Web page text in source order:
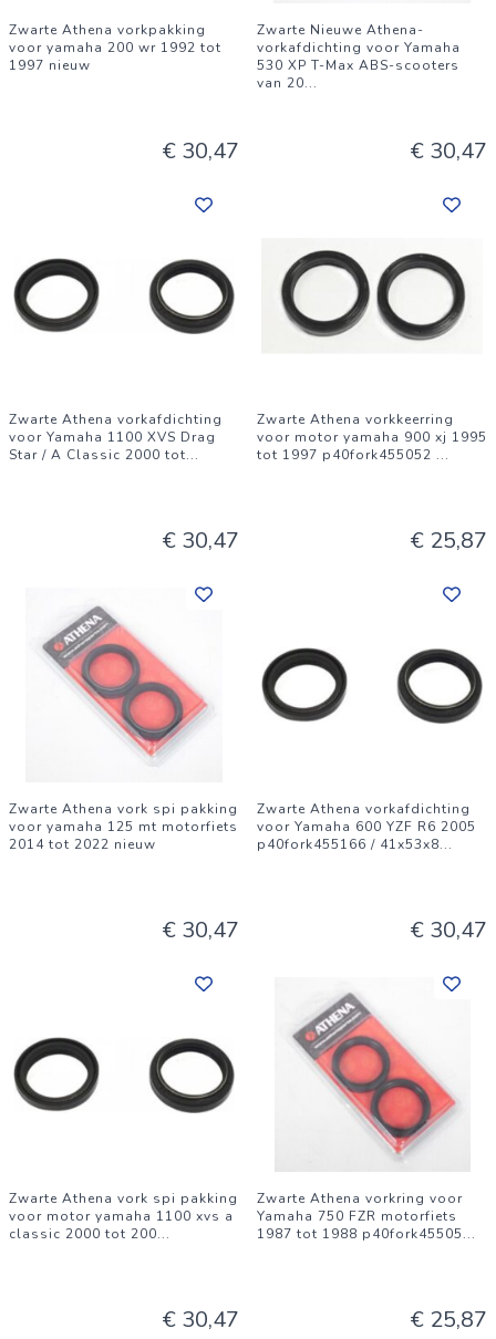
Zwarte Athena vorkpakking
voor yamaha 200 wr 1992 tot
1997 nieuw
€ 30,47
Zwarte Nieuwe Athena-
vorkafdichting voor Yamaha
530 XP T-Max ABS-scooters
van 20...
€ 30,47
Zwarte Athena vorkafdichting
voor Yamaha 1100 XVS Drag
Star / A Classic 2000 tot...
€ 30,47
Zwarte Athena vorkkeerring
voor motor yamaha 900 xj 1995
tot 1997 p40fork455052 ...
€ 25,87
Zwarte Athena vork spi pakking
voor yamaha 125 mt motorfiets
2014 tot 2022 nieuw
€ 30,47
Zwarte Athena vorkafdichting
voor Yamaha 600 YZF R6 2005
p40fork455166 / 41x53x8...
€ 30,47
Zwarte Athena vork spi pakking
voor motor yamaha 1100 xvs a
classic 2000 tot 200...
€ 30,47
Zwarte Athena vorkring voor
Yamaha 750 FZR motorfiets
1987 tot 1988 p40fork45505...
€ 25,87